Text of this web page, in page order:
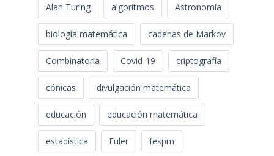
Alan Turing algoritmos Astronomía
biología matemática cadenas de Markov
Combinatoria Covid-19 criptografía
cónicas divulgación matemática
educación educación matemática
estadística Euler fespm